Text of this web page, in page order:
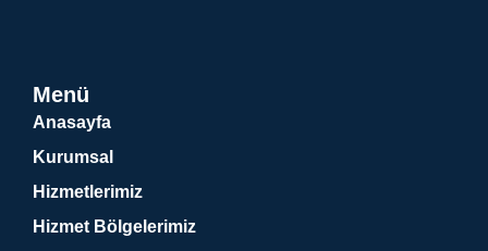
Menü
Anasayfa
Kurumsal
Hizmetlerimiz
Hizmet Bölgelerimiz